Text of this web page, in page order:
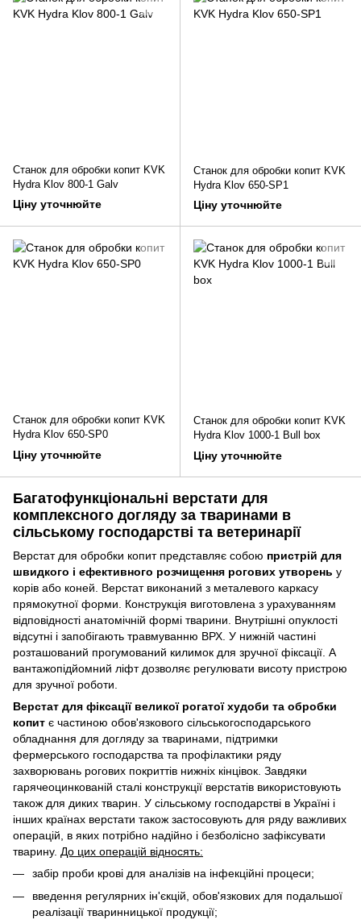
Станок для обробки копит KVK
Hydra Klov 800-1 Galv
Ціну уточнюйте
Станок для обробки копит KVK
Hydra Klov 650-SP1
Ціну уточнюйте
Станок для обробки копит KVK
Hydra Klov 650-SP0
Ціну уточнюйте
Станок для обробки копит KVK
Hydra Klov 1000-1 Bull box
Ціну уточнюйте
Багатофункціональні верстати для
комплексного догляду за тваринами в
сільському господарстві та ветеринарії
Верстат для обробки копит представляє собою пристрій для
швидкого і ефективного розчищення рогових утворень у
корів або коней. Верстат виконаний з металевого каркасу
прямокутної форми. Конструкція виготовлена з урахуванням
відповідності анатомічній формі тварини. Внутрішні опуклості
відсутні і запобігають травмуванню ВРХ. У нижній частині
розташований прогумований килимок для зручної фіксації. А
вантажопідйомний ліфт дозволяє регулювати висоту пристрою
для зручної роботи.
Верстат для фіксації великої рогатої худоби та обробки
копит є частиною обов'язкового сільськогосподарського
обладнання для догляду за тваринами, підтримки
фермерського господарства та профілактики ряду
захворювань рогових покриттів нижніх кінцівок. Завдяки
гарячеоцинкованій сталі конструкції верстатів використовують
також для диких тварин. У сільському господарстві в Україні і
інших країнах верстати також застосовують для ряду важливих
операцій, в яких потрібно надійно і безболісно зафіксувати
тварину. До цих операцій відносять:
забір проби крові для аналізів на інфекційні процеси;
введення регулярних ін'єкцій, обов'язкових для подальшої
реалізації тваринницької продукції;